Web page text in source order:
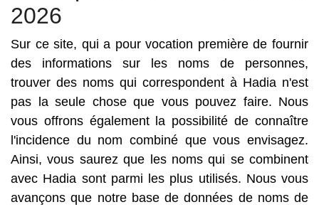
2026
Sur ce site, qui a pour vocation première de fournir
des informations sur les noms de personnes,
trouver des noms qui correspondent à Hadia n'est
pas la seule chose que vous pouvez faire. Nous
vous offrons également la possibilité de connaître
l'incidence du nom combiné que vous envisagez.
Ainsi, vous saurez que les noms qui se combinent
avec Hadia sont parmi les plus utilisés. Nous vous
avançons que notre base de données de noms de